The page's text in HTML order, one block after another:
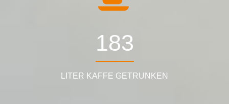
226
LITER KAFFE GETRUNKEN